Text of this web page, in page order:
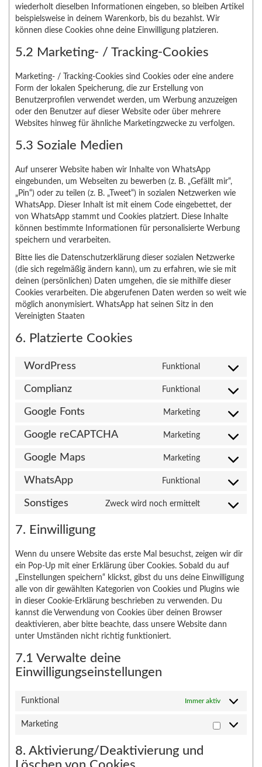
wiederholt dieselben Informationen eingeben, so bleiben Artikel
beispielsweise in deinem Warenkorb, bis du bezahlst. Wir
können diese Cookies ohne deine Einwilligung platzieren.
5.2 Marketing- / Tracking-Cookies
Marketing- / Tracking-Cookies sind Cookies oder eine andere
Form der lokalen Speicherung, die zur Erstellung von
Benutzerprofilen verwendet werden, um Werbung anzuzeigen
oder den Benutzer auf dieser Website oder über mehrere
Websites hinweg für ähnliche Marketingzwecke zu verfolgen.
5.3 Soziale Medien
Auf unserer Website haben wir Inhalte von WhatsApp
eingebunden, um Webseiten zu bewerben (z. B. „Gefällt mir“,
„Pin“) oder zu teilen (z. B. „Tweet“) in sozialen Netzwerken wie
WhatsApp. Dieser Inhalt ist mit einem Code eingebettet, der
von WhatsApp stammt und Cookies platziert. Diese Inhalte
können bestimmte Informationen für personalisierte Werbung
speichern und verarbeiten.
Bitte lies die Datenschutzerklärung dieser sozialen Netzwerke
(die sich regelmäßig ändern kann), um zu erfahren, wie sie mit
deinen (persönlichen) Daten umgehen, die sie mithilfe dieser
Cookies verarbeiten. Die abgerufenen Daten werden so weit wie
möglich anonymisiert. WhatsApp hat seinen Sitz in den
Vereinigten Staaten
6. Platzierte Cookies
WordPress Funktional
Consent
service
Complianz Funktional
Consent
service
Google Fonts Marketing
Consent
service
Google reCAPTCHA Marketing
Consent
service
recaptcha
Google Maps Marketing
Consent
service
WhatsApp Funktional
Consent
service
Sonstiges Zweck wird noch ermittelt
Consent
7. Einwilligung
Wenn du unsere Website das erste Mal besuchst, zeigen wir dir
ein Pop-Up mit einer Erklärung über Cookies. Sobald du auf
„Einstellungen speichern“ klickst, gibst du uns deine Einwilligung
alle von dir gewählten Kategorien von Cookies und Plugins wie
in dieser Cookie-Erklärung beschrieben zu verwenden. Du
kannst die Verwendung von Cookies über deinen Browser
deaktivieren, aber bitte beachte, dass unsere Website dann
unter Umständen nicht richtig funktioniert.
7.1 Verwalte deine
Einwilligungseinstellungen
Funktional Immer aktiv
Marketing Marketing
8. Aktivierung/Deaktivierung und